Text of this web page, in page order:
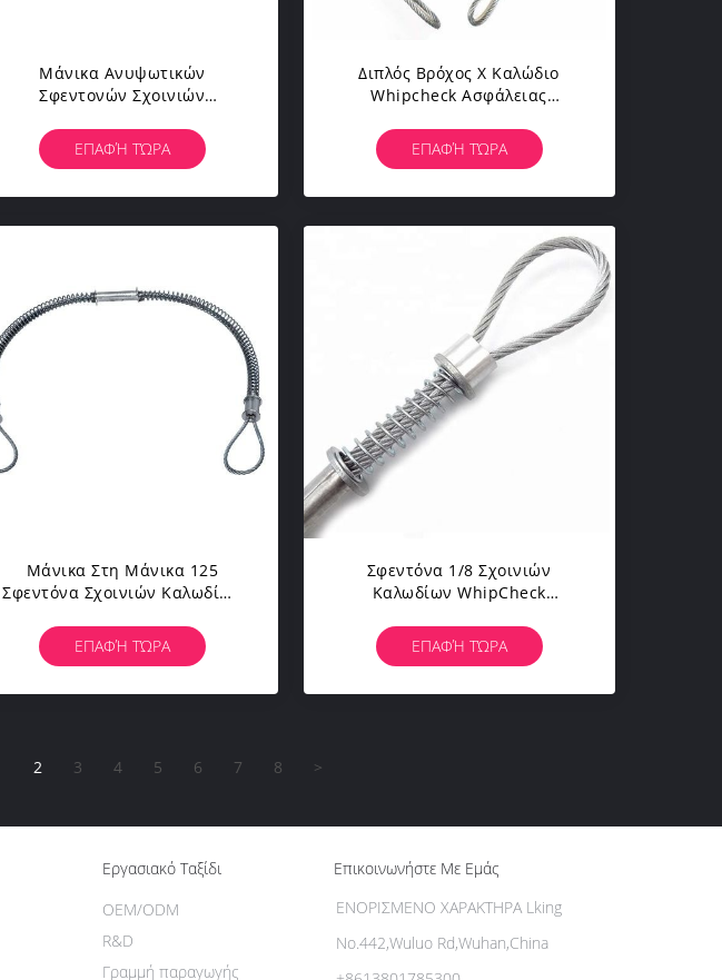
Μάνικα Ανυψωτικών
Σφεντονών Σχοινιών
Ασφάλειας Whipcheck Στο
Εργαλείο 1/8» Διάμετρος 125
ΕΠΑΦΉ ΤΏΡΑ
Διπλός Βρόχος Χ Καλώδιο
Whipcheck Ασφάλειας
Σφεντονών Σχοινιών
Καλωδίων 20-1/4
ΕΠΑΦΉ ΤΏΡΑ
Μάνικα Στη Μάνικα 125
Σφεντόνα Σχοινιών Καλωδίων
Χαλύβδινων Συρμάτων
ΕΠΑΦΉ ΤΏΡΑ
Σφεντόνα 1/8 Σχοινιών
Καλωδίων WhipCheck
Καλωδίων» Μάνικα Στη
Μάνικα 200 Ανώτατο PSI
ΕΠΑΦΉ ΤΏΡΑ
2 3 4 5 6 7 8 >
Εργασιακό Ταξίδι
Γραμμή παραγωγής
OEM/ODM
R&D
Επικοινωνήστε Με Εμάς
ΕΝΟΡΙΣΜΕΝΟ ΧΑΡΑΚΤΗΡΑ Lking
No.442,Wuluo Rd,Wuhan,China